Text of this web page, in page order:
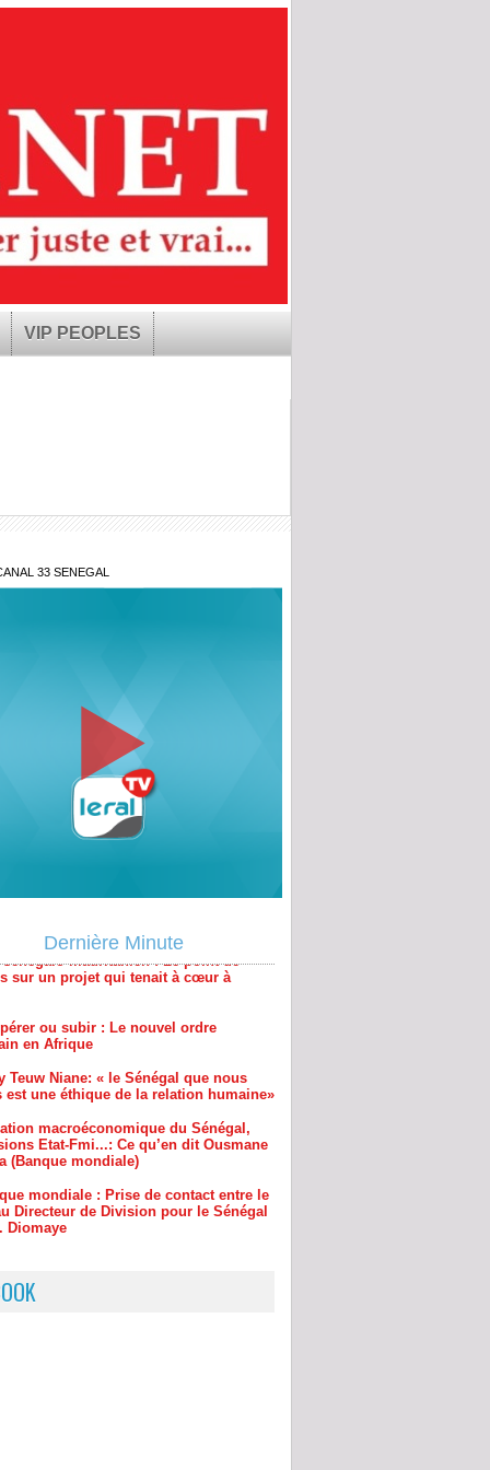
VIP PEOPLES
33 SENEGAL
Dernière Minute
en Afrique
est une éthique de la relation humaine»
Etat-Fmi...: Ce qu’en dit Ousmane
(Banque mondiale)
mondiale : Prise de contact entre le
Directeur de Division pour le Sénégal
Diomaye
: le maire Djibril Sonko ira
au procureur s’il ne…